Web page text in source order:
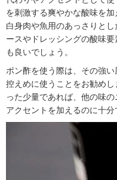
を刺激する爽やかな酸味を加
白身肉や魚用のあっさりと
ースやドレッシングの酸味
も良いでしょう。
ポン酢を使う際は、その強い
控えめに使うことをお勧め
った少量であれば、他の味
アクセントを加えるのに十分